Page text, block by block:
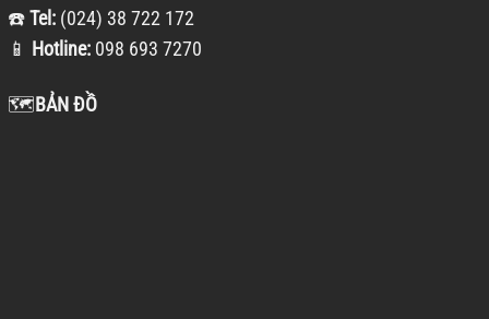
☎️Tel: (024) 38 722 172
📱 Hotline: 098 693 7270
🗺️BẢN ĐỒ